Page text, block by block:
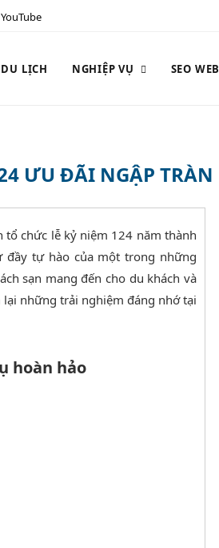
LỊCH NGHIỆP VỤ SEO WEB
ƯU ĐÃI NGẬP TRÀN
tổ chức lễ kỷ niệm 124 năm thành
đầy tự hào của một trong những
sạn mang đến cho du khách và
những trải nghiệm đáng nhớ tại
hoàn hảo